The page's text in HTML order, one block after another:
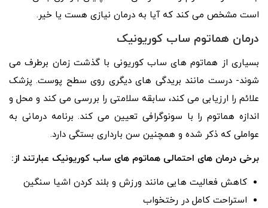
است مشخص می کند که آیا به درمان نیازی هست یا خیر.
درمان هماتوم ساب کوریونیک
بسیاری از هماتوم های ساب کوریونی با گذشت زمان برطرف می
شوند- درست مانند بریدگی های دیگری روی سطح پوست. پزشک
علائم را ارزیابی می کند، سابقه سلامتی را بررسی می کند و محل و
اندازه هماتوم را با سونوگرافی تعیین می کند. برنامه درمانی به
عواملی که ذکر شده و همچنین سن بارداری بستگی دارد.
برخی درمان های احتمالی هماتوم های ساب کوریونیک عبارتند از:
کاهش فعالیت هایی مانند ورزش و بلند کردن اشیا سنگین
استراحت کامل در رختخواب